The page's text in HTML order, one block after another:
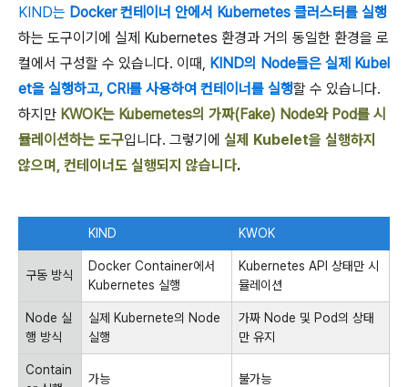
KIND는 Docker 컨테이너 안에서 Kubernetes 클러스터를 실행
하는 도구이기에 실제 Kubernetes 환경과 거의 동일한 환경을 로
컬에서 구성할 수 있습니다. 이때, KIND의 Node들은 실제 Kubel
et을 실행하고, CRI를 사용하여 컨테이너를 실행할 수 있습니다.
하지만 KWOK는 Kubernetes의 가짜(Fake) Node와 Pod를 시
뮬레이션하는 도구입니다. 그렇기에 실제 Kubelet을 실행하지
않으며, 컨테이너도 실행되지 않습니다.
KIND KWOK
구동 방식
Docker Container에서
Kubernetes 실행
Kubernetes API 상태만 시
뮬레이션
Node 실
행 방식
실제 Kubernete의 Node
실행
가짜 Node 및 Pod의 상태
만 유지
Contain
가능 불가능